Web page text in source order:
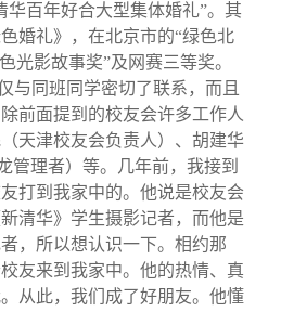
华百年好合大型集体婚礼”。其
婚礼》，在北京市的“绿色北
光影故事奖”及网赛三等奖。
与同班同学密切了联系，而且
前面提到的校友会许多工作人
天津校友会负责人）、胡建华
管理者）等。几年前，我接到
打到我家中的。他说是校友会
清华》学生摄影记者，而他是
，所以想认识一下。相约那
友来到我家中。他的热情、真
从此，我们成了好朋友。他懂